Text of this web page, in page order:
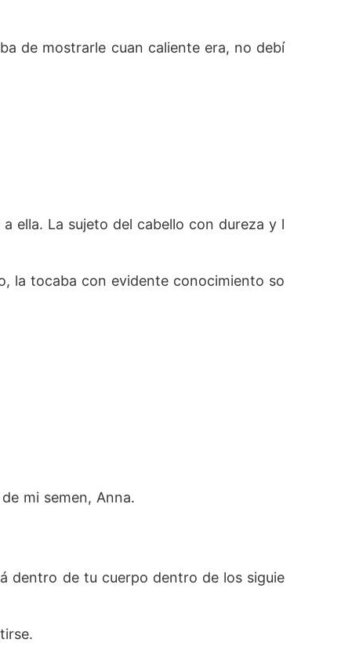
de mostrarle cuan caliente era, no debí
ella. La sujeto del cabello con dureza y l
la tocaba con evidente conocimiento so
mi semen, Anna.
dentro de tu cuerpo dentro de los siguie